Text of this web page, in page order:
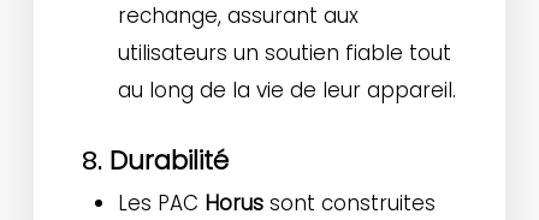
rechange, assurant aux
utilisateurs un soutien fiable tout
au long de la vie de leur appareil.
8. Durabilité
Les PAC Horus sont construites